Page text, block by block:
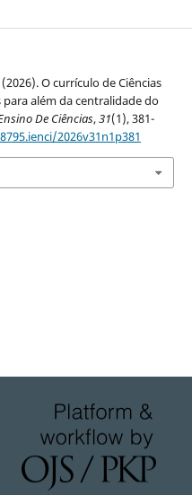
O currículo de Ciências
além da centralidade do
De Ciências,31(1), 381-
2026v31n1p381